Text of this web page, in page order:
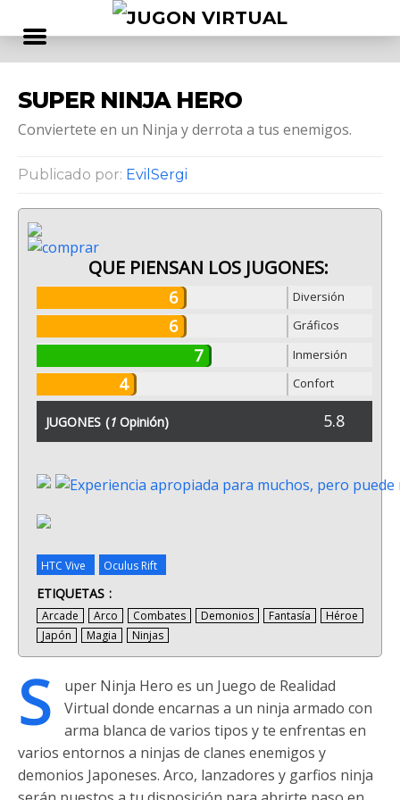
SUPER NINJA HERO
Conviertete en un Ninja y derrota a tus enemigos.
Publicado por: EvilSergi
QUE PIENSAN LOS JUGONES:
6 Diversión
6 Gráficos
7 Inmersión
4 Confort
JUGONES (1 Opinión) 5.8
HTC Vive Oculus Rift
ETIQUETAS
Arcade Arco Combates Demonios Fantasía
Héroe
Japón
Magia Ninjas
S
uper Ninja Hero es un Juego de Realidad
Virtual donde encarnas a un ninja armado con
arma blanca de varios tipos y te enfrentas en
varios entornos a ninjas de clanes enemigos y
demonios Japoneses. Arco, lanzadores y garfios ninja